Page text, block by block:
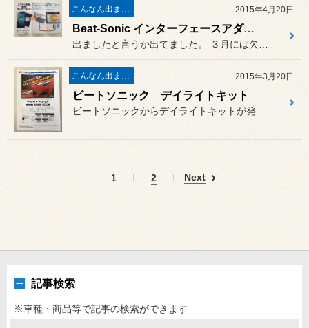
こんなん出ました。 2015年4月20日
Beat-Sonic インターフェースアダプターIF27
出ましたと言うか出てました。 ３月には欠品が出るくらい人気あっ...
こんなん出ました。 2015年3月20日
ビートソニック デイライトキット
ビートソニックからデイライトキットが発売されましたよ～
1 2 Next
記事検索
※車種・商品等で記事の検索ができます